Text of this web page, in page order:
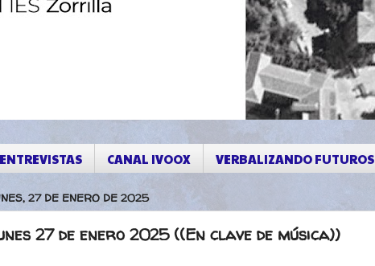
ENTREVISTAS CANAL IVOOX VERBALIZANDO FUTUROS
27 DE ENERO DE 2025
27 de enero 2025 ((En clave de música))